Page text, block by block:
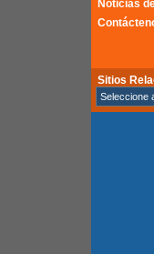
Noticias
Sitios